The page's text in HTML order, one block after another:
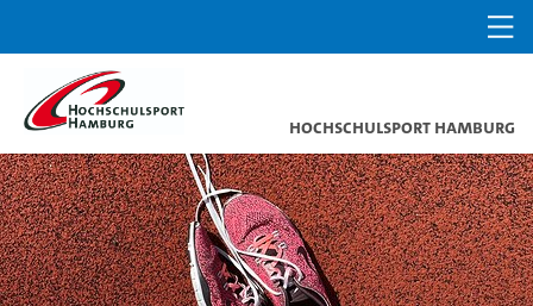
Hochschulsport Hamburg